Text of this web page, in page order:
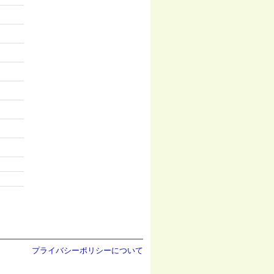
プライバシーポリシーについて